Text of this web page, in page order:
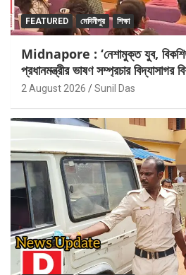
FEATURED মেদিনীপুর শিক্ষা
Midnapore : ‘নেশামুক্ত যুব, বিকশিত
প্রধানমন্ত্রীর ভাষণ সম্প্রচার বিদ্যাসাগর
2 August 2026 Sunil Das